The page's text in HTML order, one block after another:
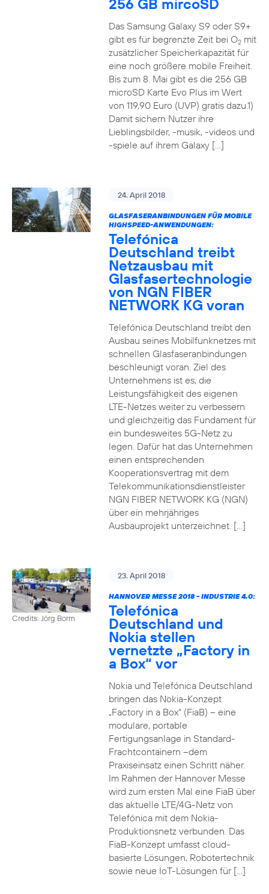
256 GB mircoSD
Das Samsung Galaxy S9 oder S9+
gibt es für begrenzte Zeit bei O2mit
zusätzlicher Speicherkapazität für
eine noch größere mobile Freiheit.
Bis zum 8. Mai gibt es die 256 GB
microSD Karte Evo Plus im Wert
von 119,90 Euro (UVP) gratis dazu.1)
Damit sichern Nutzer ihre
Lieblingsbilder, -musik, -videos und
-spiele auf ihrem Galaxy […]
24. April 2018
GLASFASERANBINDUNGEN FÜR MOBILE
HIGHSPEED-ANWENDUNGEN:
Telefónica
Deutschland treibt
Netzausbau mit
Glasfasertechnologie
von NGN FIBER
NETWORK KG voran
Telefónica Deutschland treibt den
Ausbau seines Mobilfunknetzes mit
schnellen Glasfaseranbindungen
beschleunigt voran. Ziel des
Unternehmens ist es, die
Leistungsfähigkeit des eigenen
LTE-Netzes weiter zu verbessern
und gleichzeitig das Fundament für
ein bundesweites 5G-Netz zu
legen. Dafür hat das Unternehmen
einen entsprechenden
Kooperationsvertrag mit dem
Telekommunikationsdienstleister
NGN FIBER NETWORK KG (NGN)
über ein mehrjähriges
Ausbauprojekt unterzeichnet. […]
Credits: Jörg Borm
23. April 2018
HANNOVER MESSE 2018 - INDUSTRIE 4.0:
Telefónica
Deutschland und
Nokia stellen
vernetzte „Factory in
a Box“ vor
Nokia und Telefónica Deutschland
bringen das Nokia-Konzept
„Factory in a Box“ (FiaB) – eine
modulare, portable
Fertigungsanlage in Standard-
Frachtcontainern –dem
Praxiseinsatz einen Schritt näher.
Im Rahmen der Hannover Messe
wird zum ersten Mal eine FiaB über
das aktuelle LTE/4G-Netz von
Telefónica mit dem Nokia-
Produktionsnetz verbunden. Das
FiaB-Konzept umfasst cloud-
basierte Lösungen, Robotertechnik
sowie neue IoT-Lösungen für […]